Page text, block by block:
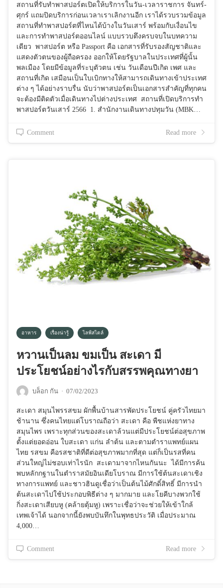
สถานที่รับทำพาสปอร์ตเปิดให้บริการในวัน-เวลาราชการ จันทร์-
ศุกร์ แถมปิดบริการก่อนเวลาเราเลิกงานอีก เราได้รวบรวมข้อมูล
สถานที่ทำพาสปอร์ตที่ไหนได้บ้างในวันเสาร์ พร้อมกับเงื่อนไข
และการทำพาสปอร์ตออนไลน์ แบบรวบตึงครบจบในบทความ
เดียว พาสปอร์ต หรือ Passport คือ เอกสารที่รับรองสัญชาติและ
แสดงตัวตนของผู้ถือครอง ออกให้โดยรัฐบาลในประเทศที่ผู้นั้น
พลเมือง โดยมีข้อมูลที่ระบุตัวตน เช่น วันเดือนปีเกิด เพศ และ
สถานที่เกิด เสมือนเป็นใบเบิกทางให้สามารถเดินทางเข้าประเทศ
ต่าง ๆ ได้อย่างราบรื่น นับว่าพาสปอร์ตเป็นเอกสารสำคัญที่ทุกคน
จะต้องมีติดตัวเมื่อเดินทางไปต่างประเทศ สถานที่เปิดบริการทำ
พาสปอร์ตวันเสาร์ 2566 1. สำนักงานเดินทางปทุมวัน (MBK…
Comment Read more
อาหาร เรื่องน่ารู้ ไลฟ์สไตล์
หวานเป็นลม ขมเป็น สะเดา มี
ประโยชน์อย่างไรกับสรรพคุณทางยา
บล็อก กัน · 07/02/2023
สะเดา สมุนไพรรสขม ผักพื้นบ้านสารพัดประโยชน์ คู่ครัวไทยมา
ช้านาน ซึ่งคนไทยแต่โบราณถือว่า สะเดา คือ พืชแห่งยาทาง
สมุนไพร เพราะทุกส่วนของสะเดาล้วนแต่มีประโยชน์ต่อสุขภาพ
ตั้งแต่ยอดอ่อน ใบสะเดา แก่น ลำต้น และตามตำราแพทย์แผน
ไทย รสขม คือรสชาติที่ดีต่อสุขภาพมากที่สุด แต่ก็เป็นรสที่คน
ส่วนใหญ่ไม่ชอบเท่าไรนัก สะเดามาจากไหนกันนะ ได้มีการค้น
พบหลักกฐานในตำราสมัยอินเดียโบราณ มีการใช้ต้นสะเดาเชิง
ทางการแพทย์ และชาวฮินดูเชื่อว่าเป็นต้นไม้ศักดิ์สิทธิ์ มีการนำ
ต้นสะเดาไปใช้ประกอบพิธีต่าง ๆ มากมาย และโยคีบางพวกใช้
กิ่งสะเดาเสียบหู (คล้ายตุ้มหู) เพราะเชื่อว่าจะช่วยให้เข้าใกล้
เทพเจ้าได้ นอกจากนี้ยังพบบันทึกในพุทธประวัติ เมื่อประมาณ
4,000…
Comment Read more